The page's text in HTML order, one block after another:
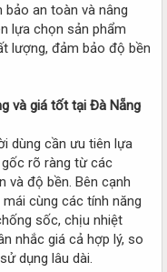
an toàn và nâng
lựa chọn sản phẩm
lượng, đảm bảo độ bền
và giá tốt tại Đà Nẵng
dùng cần ưu tiên lựa
rõ ràng từ các
và độ bền. Bên cạnh
cùng các tính năng
sốc, chịu nhiệt
nhắc giá cả hợp lý, so
dụng lâu dài.